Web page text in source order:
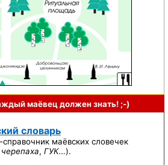
маёвец должензнать! ;-)
словарь
маёвских словечек
черепаха, ГУК…).